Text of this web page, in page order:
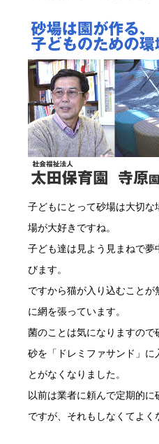
子どもにとって砂場は大切
場が大好きですね。
子ども達は見よう見まねで
びます。
ですから猫が入り込むこと
に網を張っています。
菌のことは気になりますので
砂を「ドレミファサンド」に
とがなくなりました。
以前は業者に頼んで定期的
ですが、それもしなくてよく